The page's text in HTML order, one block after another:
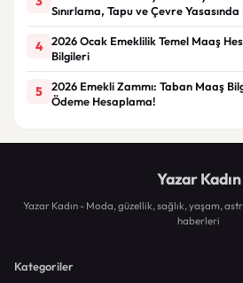
Sınırlama, Tapu ve Çevre
4
2026 Ocak Emeklilik Temel Maaş
Bilgileri
5
2026 Emekli Zammı: Taban Maaş
Ödeme Hesaplama!
Yazar Kadın
Yazar Kadın - Moda, güzellik, sağlık, yaşam,
haberleri
Kategoriler